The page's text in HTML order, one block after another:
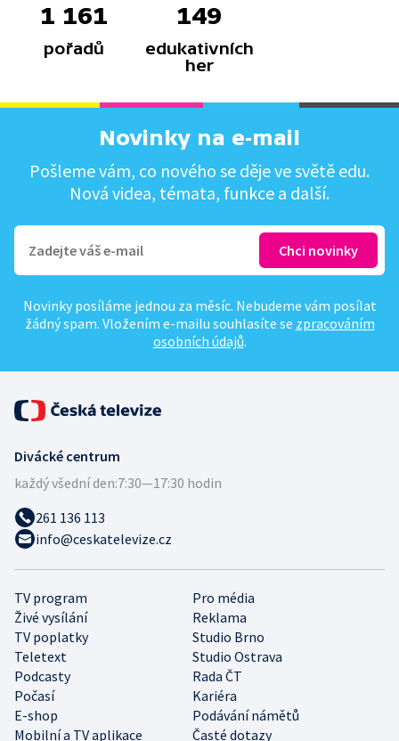
1 161
pořadů
149
edukativních
her
Novinky na e-mail
Pošleme vám, co nového se děje ve světě edu.
Nová videa, témata, funkce a další.
Novinky posíláme jednou za měsíc. Nebudeme vám posílat
žádný spam. Vložením e-mailu souhlasíte se zpracováním
osobních údajů.